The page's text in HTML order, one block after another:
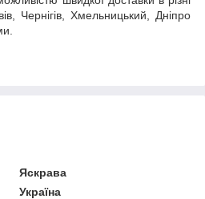
Чернігів, Хмельницький, Дніпро
Яскрава
Україна